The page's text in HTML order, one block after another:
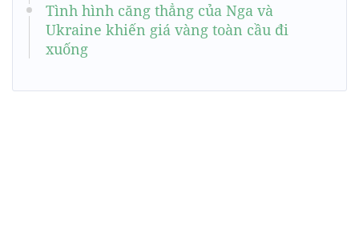
Tình hình căng thẳng của Nga và
Ukraine khiến giá vàng toàn cầu đi
xuống